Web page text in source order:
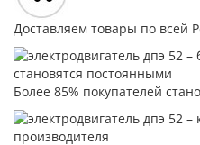
Доставляем товары по всей
Более 85% покупателей